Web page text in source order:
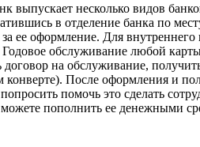
выпускает несколько видов
в отделение банка по
ее оформление. Для внутреннего
обслуживание любой
на обслуживание,
После оформления и
помочь это сделать
пополнить ее денежными